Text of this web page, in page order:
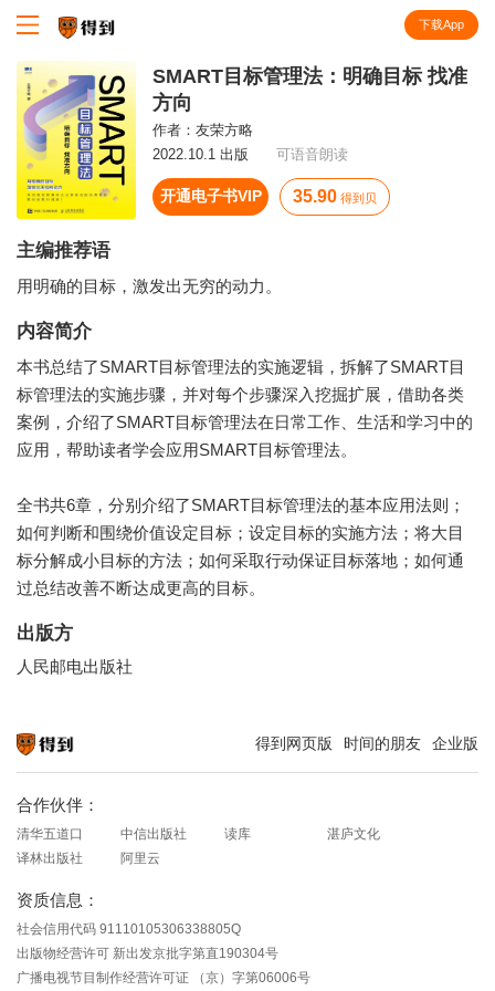
下载App
SMART目标管理法：明确目标 找准
方向
作者： 友荣方略
2022.10.1 出版
可语音朗读
开通电子书VIP 35.90 得到贝
主编推荐语
用明确的目标，激发出无穷的动力。
内容简介
本书总结了SMART目标管理法的实施逻辑，拆解了SMART目
标管理法的实施步骤，并对每个步骤深入挖掘扩展，借助各类
案例，介绍了SMART目标管理法在日常工作、生活和学习中的
应用，帮助读者学会应用SMART目标管理法。
全书共6章，分别介绍了SMART目标管理法的基本应用法则；
如何判断和围绕价值设定目标；设定目标的实施方法；将大目
标分解成小目标的方法；如何采取行动保证目标落地；如何通
过总结改善不断达成更高的目标。
出版方
人民邮电出版社
得到网页版 时间的朋友 企业版
合作伙伴：
清华五道口 中信出版社 读库
湛庐文化
译林出版社
阿里云
资质信息：
社会信用代码 91110105306338805Q
出版物经营许可 新出发京批字第直190304号
广播电视节目制作经营许可证 （京）字第06006号